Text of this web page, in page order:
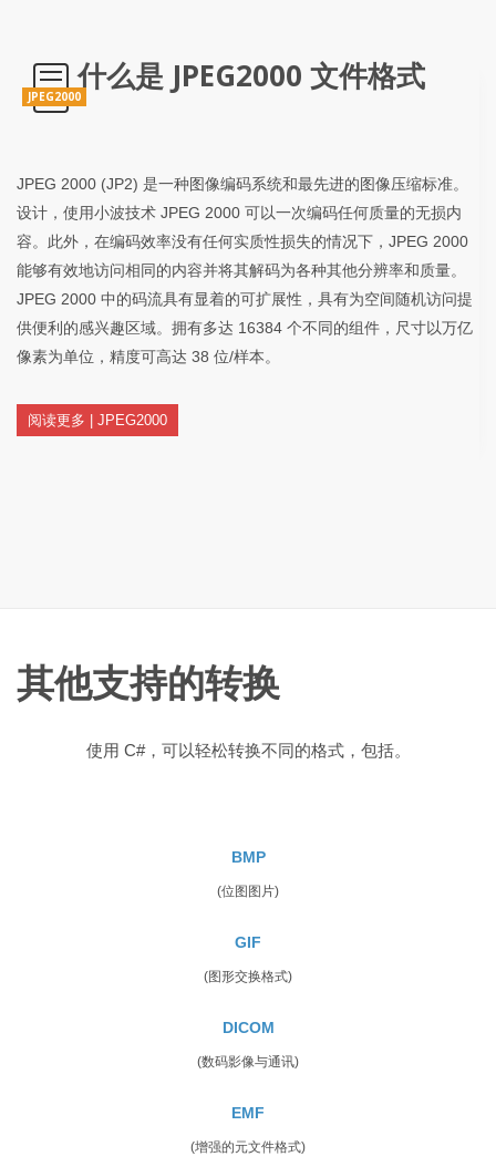
JPEG2000
什么是 JPEG2000 文件格式
JPEG 2000 (JP2) 是一种图像编码系统和最先进的图像压缩标准。
设计，使用小波技术 JPEG 2000 可以一次编码任何质量的无损内
容。此外，在编码效率没有任何实质性损失的情况下，JPEG 2000
能够有效地访问相同的内容并将其解码为各种其他分辨率和质量。
JPEG 2000 中的码流具有显着的可扩展性，具有为空间随机访问提
供便利的感兴趣区域。拥有多达 16384 个不同的组件，尺寸以万亿
像素为单位，精度可高达 38 位/样本。
阅读更多 | JPEG2000
其他支持的转换
使用 C#，可以轻松转换不同的格式，包括。
BMP
(位图图片)
GIF
(图形交换格式)
DICOM
(数码影像与通讯)
EMF
(增强的元文件格式)